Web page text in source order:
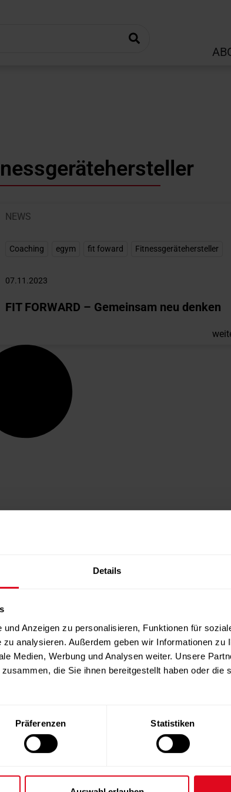
Details
Anzeigen zu personalisieren, Funktionen für
analysieren. Außerdem geben wir Informationen zu
Medien, Werbung und Analysen weiter. Unsere
die Sie ihnen bereitgestellt haben oder die
Präferenzen Statistiken
NEWS
Coaching egym fit foward Fitnessgerätehersteller
07.11.2023
FIT FORWARD – Gemeinsam neu denken